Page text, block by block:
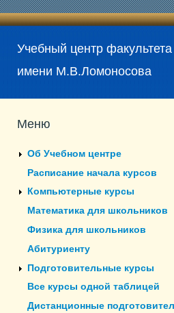
Учебный центр
имени М.В.Ломоносова
Меню
Об Учебном центре
Расписание начала курсов
Компьютерные курсы
Математика для школьников
Физика для школьников
Абитуриенту
Подготовительные курсы
Все курсы одной таблицей
Дистанционные